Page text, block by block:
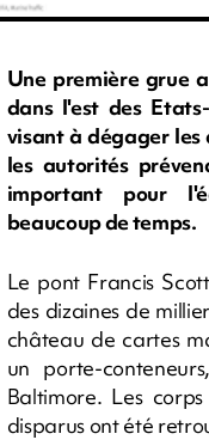
Une première grue
dans l'est des
visant à dégager
les autorités
important pour
beaucoup de temps.
Le pont Francis
des dizaines de
château de cartes
un porte-
Baltimore. Les
disparus ont été